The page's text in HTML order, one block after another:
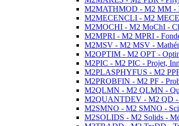
M2MATHMOD - M2 MM -
M2MECENCLI - M2
M2MOCHI - M2 MoChI -
M2MPRI - M2 MPRI -
M2MSV - M2 MSV -
M2OPTIM - M2 OPT -
M2PIC - M2 PIC - Projet,
M2PLASPHYFUS - M2 PPF
M2PROBFIN - M2 PF -
M2QLMN - M2 QLMN -
M2QUANTDEV - M2 QD -
M2SMNO - M2 SMNO -
M2SOLIDS - M2 Solids -